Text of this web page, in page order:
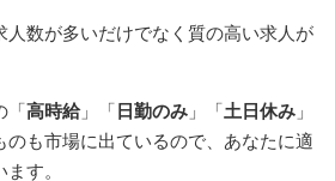
人数が多いだけでなく質の高い求人が
「 高時給」「 日勤のみ 」「 土日休み 」
のも市場に出ているので、あなたに適
す。